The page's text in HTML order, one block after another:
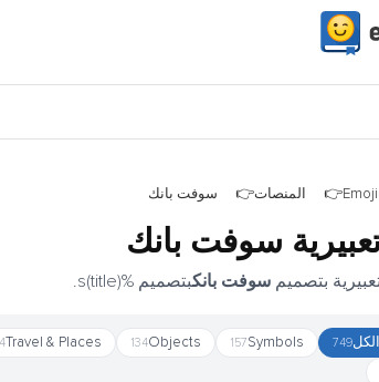
المنصات سوفت بانك
سوفت بانك
سوفت بانكبتصميم %(title)s.
الكل749
Symbols
157
Objects
134
Travel & Places